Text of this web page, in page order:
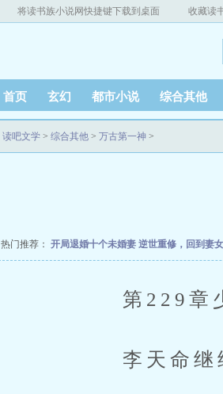
将读书族小说网快捷键下载到桌面 收藏读
首页 玄幻 都市小说 综合其他
读吧文学 > 综合其他 > 万古第一神 >
热门推荐： 开局退婚十个未婚妻 逆世重修，回到妻
第229章少
李天命继续